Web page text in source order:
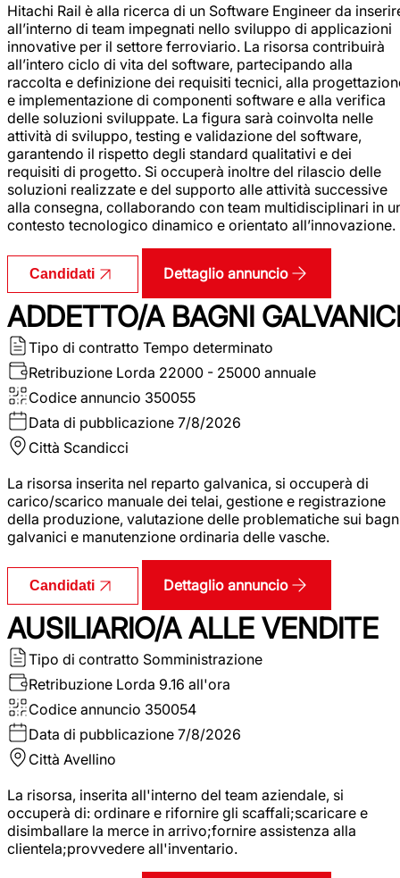
Hitachi Rail è alla ricerca di un Software Engineer da
all’interno di team impegnati nello sviluppo di applicazioni
innovative per il settore ferroviario. La risorsa contribuirà
all’intero ciclo di vita del software, partecipando alla
raccolta e definizione dei requisiti tecnici, alla
e implementazione di componenti software e alla verifica
delle soluzioni sviluppate. La figura sarà coinvolta nelle
attività di sviluppo, testing e validazione del software,
garantendo il rispetto degli standard qualitativi e dei
requisiti di progetto. Si occuperà inoltre del rilascio delle
soluzioni realizzate e del supporto alle attività successive
alla consegna, collaborando con team multidisciplinari in
contesto tecnologico dinamico e orientato all’innovazione.
Candidati Dettaglio annuncio
ADDETTO/A BAGNI
Tipo di contratto Tempo determinato
Retribuzione Lorda 22000 - 25000 annuale
Codice annuncio 350055
Data di pubblicazione 7/8/2026
Città Scandicci
La risorsa inserita nel reparto galvanica, si occuperà di
carico/scarico manuale dei telai, gestione e registrazione
della produzione, valutazione delle problematiche sui
galvanici e manutenzione ordinaria delle vasche.
Candidati Dettaglio annuncio
AUSILIARIO/A ALLE VENDITE
Tipo di contratto Somministrazione
Retribuzione Lorda 9.16 all'ora
Codice annuncio 350054
Data di pubblicazione 7/8/2026
Città Avellino
La risorsa, inserita all'interno del team aziendale, si
occuperà di: ordinare e rifornire gli scaffali;scaricare e
disimballare la merce in arrivo;fornire assistenza alla
clientela;provvedere all'inventario.